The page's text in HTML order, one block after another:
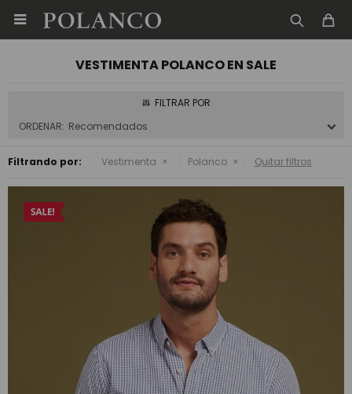

VESTIMENTA POLANCO EN SALE
Recomendados
Filtrando por: Vestimenta Polanco Quitar filtros